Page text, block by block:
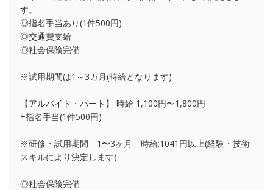
す。
◎指名手当あり(1件500円)
◎交通費支給
◎社会保険完備
※試用期間は1～3カ月(時給となります)
【アルバイト・パート】 時給 1,100円〜1,800円
+指名手当(1件500円)
※研修・試用期間 1〜3ヶ月 時給:1041円以上(経験・技術
スキルにより決定します)
◎社会保険完備